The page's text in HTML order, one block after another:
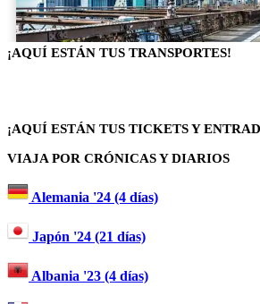
¡AQUÍ ESTÁN TUS TRANSPORTES!
¡AQUÍ ESTÁN TUS TICKETS Y
VIAJA POR CRÓNICAS Y DIARIOS
Alemania '24 (4 días)
Japón '24 (21 días)
Albania '23 (4 días)